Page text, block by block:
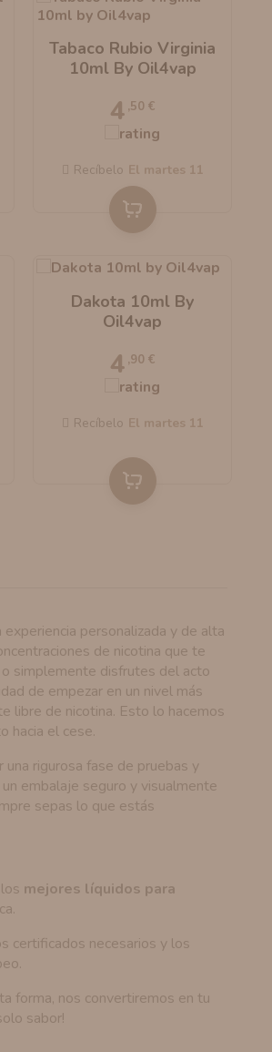
Tabaco Rubio Virginia
10ml By Oil4vap
4 ,50 €
Recíbelo el martes 11
Dakota 10ml By
Oil4vap
4 ,90 €
Recíbelo el martes 11
personalizada y de alta
de nicotina que te
simplemente disfrutes del acto
de empezar en un nivel más
libre de nicotina. Esto lo hacemos
hacia el cese.
una rigurosa fase de pruebas y
embalaje seguro y visualmente
sepas lo que estás
mejores líquidos para
certificados necesarios y los
forma, nos convertiremos en tu
sabor!